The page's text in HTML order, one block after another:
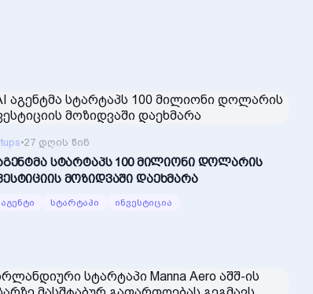
•27 დღის წინ
სტარტაპს 100 მილიონი დოლარის
მოზიდვაში დაეხმარა
აგენტი სტარტაპი ინვესტიცია